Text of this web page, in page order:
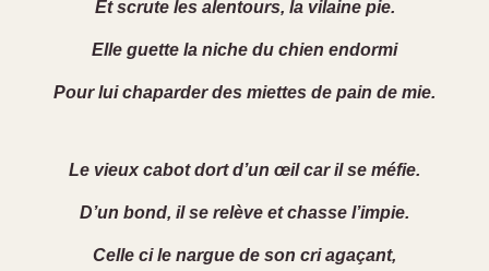
Et scrute les alentours, la vilaine pie.
Elle guette la niche du chien endormi
Pour lui chaparder des miettes de pain de mie.
Le vieux cabot dort d’un œil car il se méfie.
D’un bond, il se relève et chasse l’impie.
Celle ci le nargue de son cri agaçant,